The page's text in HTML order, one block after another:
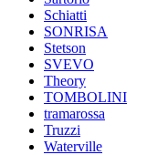
Schiatti
SONRISA
Stetson
SVEVO
Theory
TOMBOLINI
tramarossa
Truzzi
Waterville